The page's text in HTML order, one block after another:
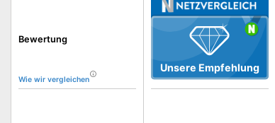
Bewertung
Wie wir vergleichen
Unsere Empfehlung